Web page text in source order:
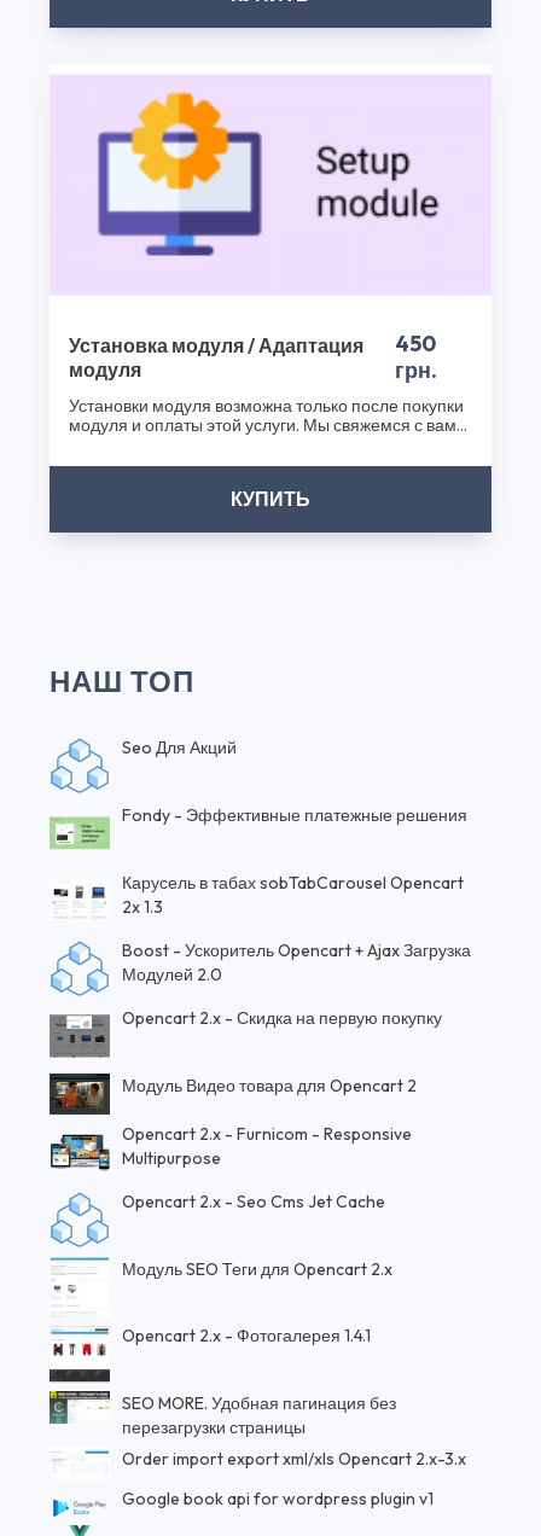
еще успешнее!
Установка модуля / Адаптация
модуля
450
грн.
Установки модуля возможна только после покупки
модуля и оплаты этой услуги. Мы свяжемся с вами
КУПИТЬ
НАШ ТОП
Seo Для Акций
Fondy - Эффективные платежные решения
Карусель в табах sobTabCarousel Opencart
2x 1.3
Boost - Ускоритель Opencart + Ajax Загрузка
Модулей 2.0
Opencart 2.x - Скидка на первую покупку
Модуль Видео товара для Opencart 2
Opencart 2.x - Furnicom - Responsive
Multipurpose
Opencart 2.x - Seo Cms Jet Cache
Модуль SEO Теги для Opencart 2.x
Opencart 2.x - Фотогалерея 1.4.1
SEO MORE. Удобная пагинация без
перезагрузки страницы
Order import export xml/xls Opencart 2.x-3.x
Google book api for wordpress plugin v1